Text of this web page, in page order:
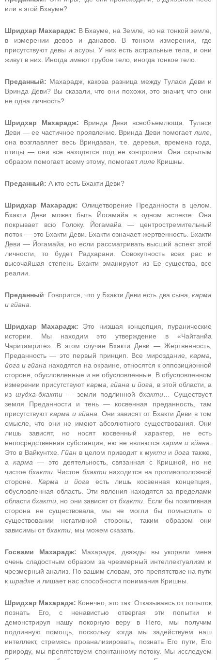
или в этой Бхауме?
Шридхар Махарадж: В Бхауме, на Земле, но на тонкой земле,
в измерении девов и данавов. В тонком измерении, где
присутствуют девы и асуры. У них есть астральные тела, и они
живут в них. Иногда имеют грубое тело, иногда тонкое тело.
Преданный: Махарадж, какова разница между Туласи Деви и
Вринда Деви? Вы сказали, что они похожи, это значит, что они
не одна личность?
Шридхар Махарадж: Вринда Деви всеобъемлюща. Туласи
Деви — ее частичное проявление. Вринда Деви помогает лиле
она возглавляет весь Вриндаван, т.е. деревья, времена года,
птицы — они все находятся под ее контролем. Она скрытым
образом помогает всему этому, помогает лиле Кришны.
Преданный: А кто есть Бхакти Деви?
Шридхар Махарадж: Олицетворение Преданности в целом.
Бхакти Деви может быть Йогамайа в одном аспекте. Она
покрывает всю Голоку. Йогамайа — центростремительный
поток — это Бхакти Деви. Бхакти означает жертвенность. Бхакти
Деви — Йогамайа, но если рассматривать высший аспект этой
личности, то будет Радхарани. Совокупность всех рас и
высочайшая степень Бхакти эманируют из Ее существа, все
реалии.
Преданный: Говорится, что у Бхакти Деви есть два сына, карма
и гйана
Шридхар Махарадж: Это низшая концепция, пуранические
истории. Мы находим это утверждение в «Чайтанйа
Чаритамрите». В этом случае Бхакти Деви — Жертвенность,
Преданность — это первый принцип. Все мироздание, карма,
йога и гйана находятся на окраине, относятся к оппозиционной
стороне, обусловленные и не обусловленные. В обусловленном
измерении присутствуют карма, гйана и йога, в этой области, а
из шудха-бхакти — земли подлинной бхакти … Существует
земля Преданности и тень — косвенная преданность, там
присутствуют карма и гйана. Они зависят от Бхакти Деви в том
смысле, что они не имеют абсолютного существования. Они
лишь зависят, но носят косвенный характер, не есть
непосредственная субстанция, ею не являются карма и гйана.
Это в Вайкунтхе.Гйан в целом приводит к муктиийога также,
а карма — это деятельность, связанная с Кришной, но не
чистоебхакти . Чистое бхактинаходится на противоположной
стороне.Карма и йога есть лишь косвенная концепция,
обусловленная область. Эти явления находятся за пределами
областибхакти , но они зависят отбхакти . Если бы позитивная
сторона не существовала, мы не могли бы помыслить о
существовании негативной стороны, таким образом они
зависимы от бхакти , мы можем сказать.
Госвами Махарадж: Махарадж, дважды вы укоряли меня
очень сладостным образом за чрезмерный интеллектуализм и
чрезмерный анализ. По вашим словам, это препятствие на пути
к шрадхе и лишает нас способности понимания Кришны.
Шридхар Махарадж: Конечно, это так. Отказываясь от попыток
познать Его, с ненавистью отвергая эти попытки и
демонстрируя нашу покорную веру в Него, мы получим
подлинную помощь, поскольку когда мы задействуем наш
интеллект, стремясь проанализировать, познать Его пути, Его
природу, мы препятствуем спонтанному потоку. Мы исследуем